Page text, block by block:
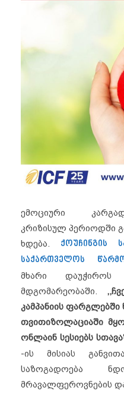
ემოციური
კრიზისულ პერიოდში
ხდება. ქოუჩინგის
საქართველოს
მხარი დაუჭიროს
მდგომარეობაში.
კამპანიის
თვითიზოლაციაში
ონლაინ სესიებს
-ის მისიას
საზოგადოება
მრავალფეროვნების